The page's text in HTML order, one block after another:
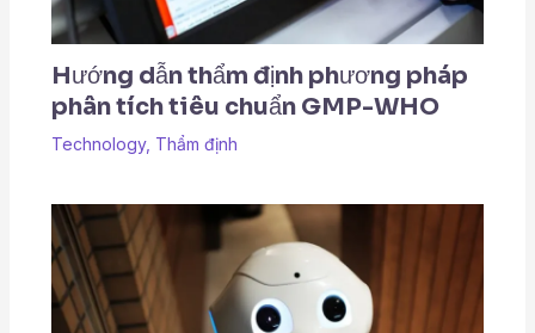
Hướng dẫn thẩm định phương pháp
phân tích tiêu chuẩn GMP-WHO
Technology, Thẩm định